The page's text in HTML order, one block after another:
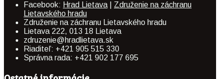
Facebook: Hrad Lietava
Združenie na záchranu
Lietavského hradu
Združenie na záchranu Lietavského hradu
Lietava 222, 013 18 Lietava
zdruzenie@hradlietava.sk
Riaditeľ: +421 905 515 330
Správna rada: +421 902 177 695